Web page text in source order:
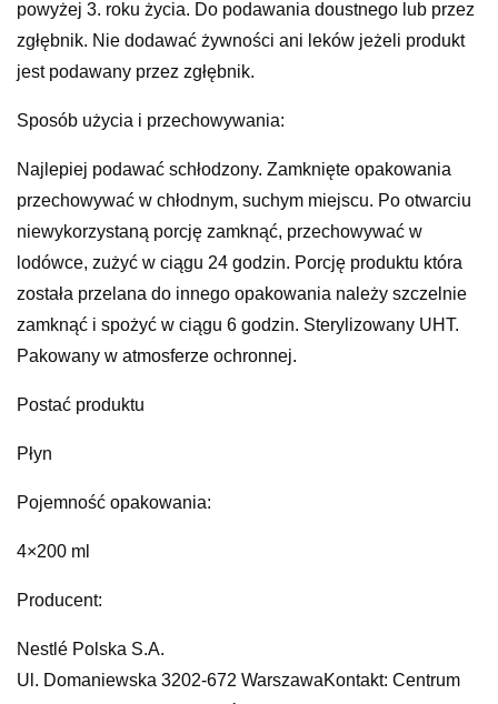
powyżej 3. roku życia. Do podawania doustnego lub przez
zgłębnik. Nie dodawać żywności ani leków jeżeli produkt
jest podawany przez zgłębnik.
Sposób użycia i przechowywania:
Najlepiej podawać schłodzony. Zamknięte opakowania
przechowywać w chłodnym, suchym miejscu. Po otwarciu
niewykorzystaną porcję zamknąć, przechowywać w
lodówce, zużyć w ciągu 24 godzin. Porcję produktu która
została przelana do innego opakowania należy szczelnie
zamknąć i spożyć w ciągu 6 godzin. Sterylizowany UHT.
Pakowany w atmosferze ochronnej.
Postać produktu
Płyn
Pojemność opakowania:
4×200 ml
Producent:
Nestlé Polska S.A.
Ul. Domaniewska 3202-672 WarszawaKontakt: Centrum